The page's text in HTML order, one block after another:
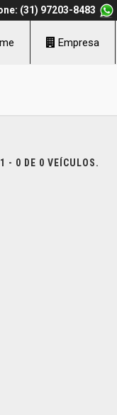
(31) 97203-8483
Empresa
- 0 DE 0 VEÍCULOS.